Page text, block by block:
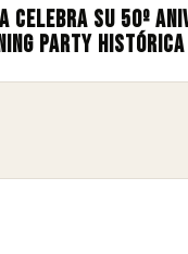
celebra su 50º
Party histórica